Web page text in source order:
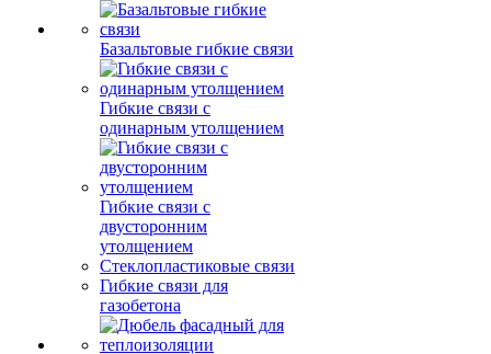
Базальтовые гибкие связи
Гибкие связи с
одинарным утолщением
Гибкие связи с
двусторонним
утолщением
Стеклопластиковые связи
Гибкие связи для
газобетона